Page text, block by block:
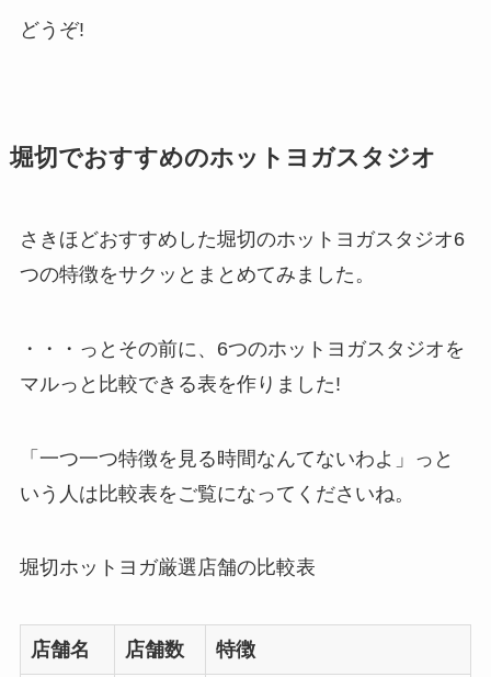
どうぞ!
堀切でおすすめのホットヨガスタジオ
さきほどおすすめした堀切のホットヨガスタジオ6
つの特徴をサクッとまとめてみました。
・・・っとその前に、6つのホットヨガスタジオを
マルっと比較できる表を作りました!
「一つ一つ特徴を見る時間なんてないわよ」っと
いう人は比較表をご覧になってくださいね。
堀切ホットヨガ厳選店舗の比較表
店舗名 店舗数 特徴